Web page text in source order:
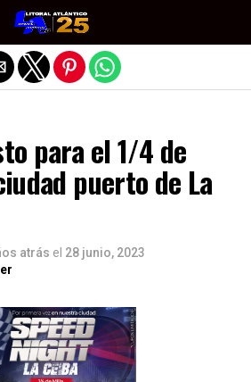
para el 1/4 de
puerto de La
atrás el 28 junio, 2023
de la versión móvil